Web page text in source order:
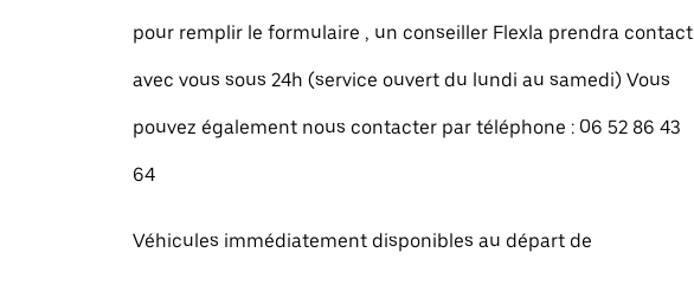
pour remplir le formulaire , un conseiller Flexla prendra contact
avec vous sous 24h (service ouvert du lundi au samedi) Vous
pouvez également nous contacter par téléphone : 06 52 86 43
64
Véhicules immédiatement disponibles au départ de